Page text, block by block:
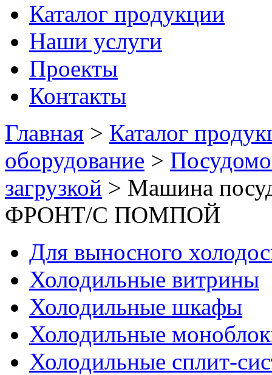
Каталог продукции
Наши услуги
Проекты
Контакты
Главная > Каталог
оборудование >
загрузкой > Машина
ФРОНТ/С ПОМПОЙ
Для выносного
Холодильные витрины
Холодильные шкафы
Холодильные
Холодильные сплит-